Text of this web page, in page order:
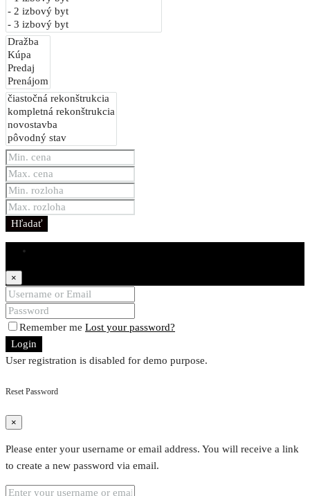
Hľadať
×
Remember me Lost your password?
Login
User registration is disabled for demo purpose.
Reset Password
×
Please enter your username or email address. You will receive a link
to create a new password via email.